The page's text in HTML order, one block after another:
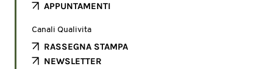
APPUNTAMENTI
Canali Qualivita
RASSEGNA STAMPA
NEWSLETTER